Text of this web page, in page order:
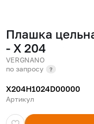
Плашка
- X 204
VERGNANO
по запросу
?
X204H1024D00000
Артикул